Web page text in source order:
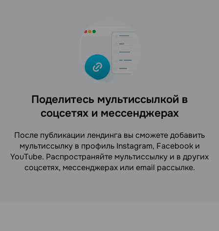
Поделитесь мультиссылкой в
соцсетях и мессенджерах
После публикации лендинга вы сможете добавить
мультиссылку в профиль Instagram, Facebook и
YouTube. Распространяйте мультиссылку и в других
соцсетях, мессенджерах или email рассылкe.